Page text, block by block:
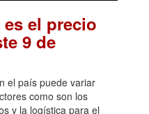
el precio
9 de
el país puede variar
como son los
y la logística para el